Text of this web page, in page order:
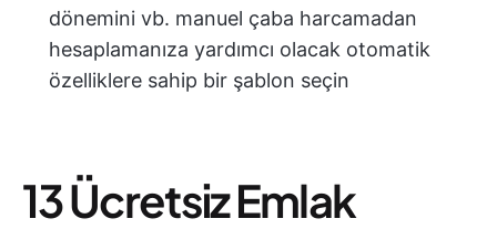
dönemini vb. manuel çaba harcamadan
hesaplamanıza yardımcı olacak otomatik
özelliklere sahip bir şablon seçin
13 Ücretsiz Emlak